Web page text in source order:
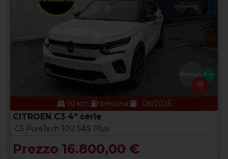
10 km benzina 06/2026
CITROEN C3 4ª serie
C3 PureTech 100 S&S Plus
Prezzo 16.800,00 €